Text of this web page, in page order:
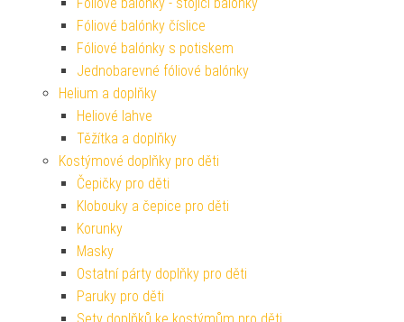
Fóliové balónky číslice
Fóliové balónky s potiskem
Jednobarevné fóliové balónky
Helium a doplňky
Heliové lahve
Těžítka a doplňky
Kostýmové doplňky pro děti
Čepičky pro děti
Klobouky a čepice pro děti
Korunky
Masky
Ostatní párty doplňky pro děti
Paruky pro děti